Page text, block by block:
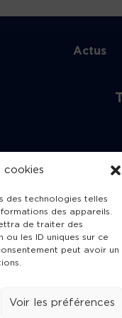
cookies
des technologies telles
des appareils.
de traiter des
les ID uniques sur ce
peut avoir un
Voir les préférences
Actus
Charte de